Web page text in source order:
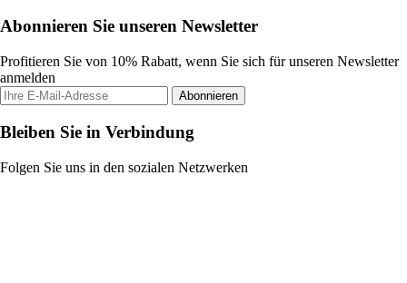
Abonnieren Sie unseren Newsletter
Profitieren Sie von 10% Rabatt, wenn Sie sich für unseren Newsletter
anmelden
Abonnieren
Bleiben Sie in Verbindung
Folgen Sie uns in den sozialen Netzwerken